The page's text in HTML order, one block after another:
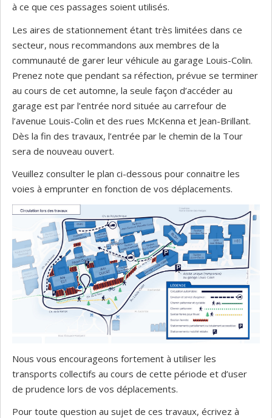
à ce que ces passages soient utilisés.
Les aires de stationnement étant très limitées dans ce
secteur, nous recommandons aux membres de la
communauté de garer leur véhicule au garage Louis-Colin.
Prenez note que pendant sa réfection, prévue se terminer
au cours de cet automne, la seule façon d’accéder au
garage est par l’entrée nord située au carrefour de
l’avenue Louis-Colin et des rues McKenna et Jean-Brillant.
Dès la fin des travaux, l’entrée par le chemin de la Tour
sera de nouveau ouvert.
Veuillez consulter le plan ci-dessous pour connaitre les
voies à emprunter en fonction de vos déplacements.
Nous vous encourageons fortement à utiliser les
transports collectifs au cours de cette période et d’user
de prudence lors de vos déplacements.
Pour toute question au sujet de ces travaux, écrivez à